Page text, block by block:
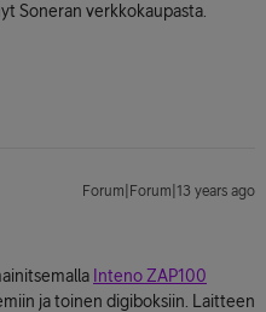
Soneran verkkokaupasta.
Forum|Forum|13 years ago
Inteno ZAP100
ja toinen digiboksiin. Laitteen